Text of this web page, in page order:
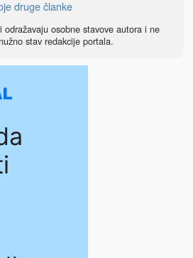
druge članke
odražavaju osobne stavove autora i ne
stav redakcije portala.